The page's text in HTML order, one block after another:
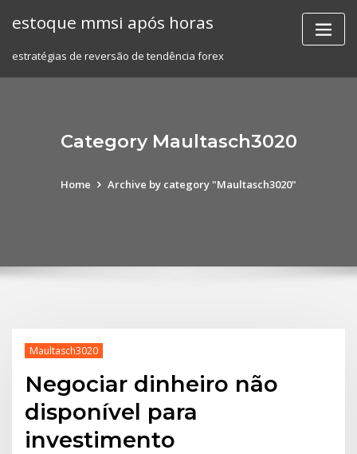
estoque mmsi após horas
estratégias de reversão de tendência forex
Category Maultasch3020
Home Archive by category "Maultasch3020"
Maultasch3020
Negociar dinheiro não
disponível para
investimento